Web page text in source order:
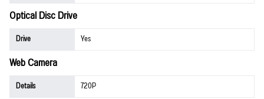
Optical Disc Drive
Drive Yes
Web Camera
Details 720P